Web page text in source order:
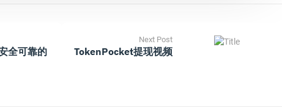
全可靠的
Next Post
TokenPocket提现视频